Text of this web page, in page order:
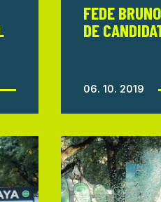
FEDE
DE
06. 10. 2019